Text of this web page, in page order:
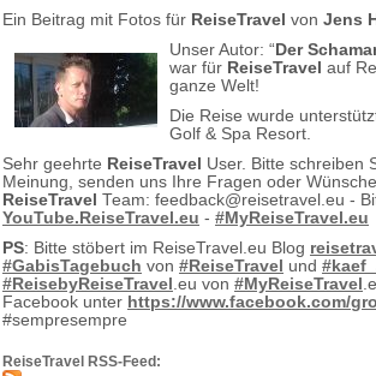
Ein Beitrag mit Fotos für ReiseTravel von Jens
Unser Autor: “Der
war für ReiseTravel auf
ganze Welt!
Die Reise wurde
Golf & Spa Resort.
Sehr geehrte ReiseTravel User. Bitte schreiben
Meinung, senden uns Ihre Fragen oder
ReiseTravel Team: feedback@reisetravel.eu -
YouTube.ReiseTravel.eu - #MyReiseTravel.eu
PS: Bitte stöbert im ReiseTravel.eu Blog
#GabisTagebuch von #ReiseTravel und
#ReisebyReiseTravel .eu von #MyReiseTravel
Facebook unter https://www.facebook.com/
#sempresempre
ReiseTravel RSS-Feed: